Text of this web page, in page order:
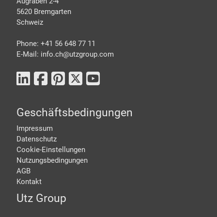
5620 Bremgarten
Schweiz
Phone: +41 56 648 77 11
E-Mail: info.ch@utzgroup.com
Geschäftsbedingungen
Impressum
Datenschutz
Cookie-Einstellungen
Nutzungsbedingungen
AGB
Kontakt
Utz Group